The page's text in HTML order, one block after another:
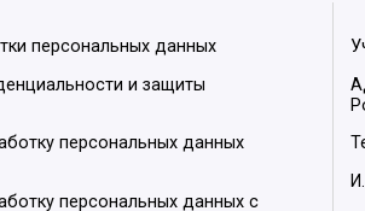
персональных данных
и защиты
персональных данных
персональных данных с